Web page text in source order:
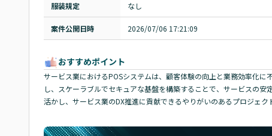
服装規定 なし
案件公開日時 2026/07/06 17:21:09
おすすめポイント
サービス業におけるPOSシステムは、顧客体験の向上と業務効率化
し、スケーラブルでセキュアな基盤を構築することで、サービスの
活かし、サービス業のDX推進に貢献できるやりがいのあるプロジェク